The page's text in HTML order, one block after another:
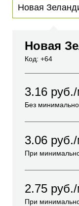
Новая
Код: +64
3.16
Без
3.06
При
2.75
При